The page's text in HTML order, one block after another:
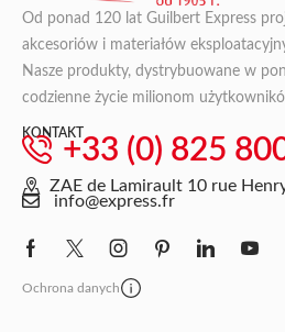
Od ponad 120 lat Guilbert Express
akcesoriów i materiałów
Nasze produkty, dystrybuowane w
codzienne życie milionom
KONTAKT
+33 (0) 825
ZAE de Lamirault 10 rue
info@express.fr
Ochrona danych